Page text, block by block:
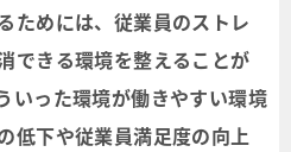
ためには、従業員のストレ
できる環境を整えることが
いった環境が働きやすい環境
低下や従業員満足度の向上